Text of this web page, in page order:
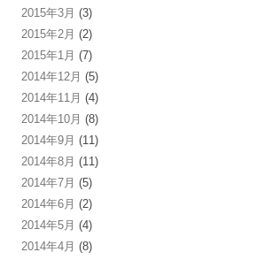
2015年3月 (3)
2015年2月 (2)
2015年1月 (7)
2014年12月 (5)
2014年11月 (4)
2014年10月 (8)
2014年9月 (11)
2014年8月 (11)
2014年7月 (5)
2014年6月 (2)
2014年5月 (4)
2014年4月 (8)